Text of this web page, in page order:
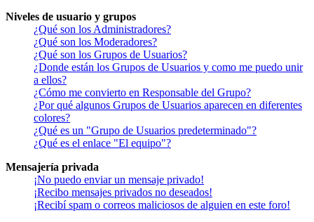
Niveles de usuario y grupos
¿Qué son los Administradores?
¿Qué son los Moderadores?
¿Qué son los Grupos de Usuarios?
¿Donde están los Grupos de Usuarios y como me puedo unir
a ellos?
¿Cómo me convierto en Responsable del Grupo?
¿Por qué algunos Grupos de Usuarios aparecen en diferentes
colores?
¿Qué es un "Grupo de Usuarios predeterminado"?
¿Qué es el enlace "El equipo"?
Mensajería privada
¡No puedo enviar un mensaje privado!
¡Recibo mensajes privados no deseados!
¡Recibí spam o correos maliciosos de alguien en este foro!